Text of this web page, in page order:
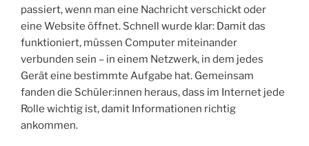
passiert, wenn man eine Nachricht verschickt oder
eine Website öffnet. Schnell wurde klar: Damit das
funktioniert, müssen Computer miteinander
verbunden sein – in einem Netzwerk, in dem jedes
Gerät eine bestimmte Aufgabe hat. Gemeinsam
fanden die Schüler:innen heraus, dass im Internet jede
Rolle wichtig ist, damit Informationen richtig
ankommen.